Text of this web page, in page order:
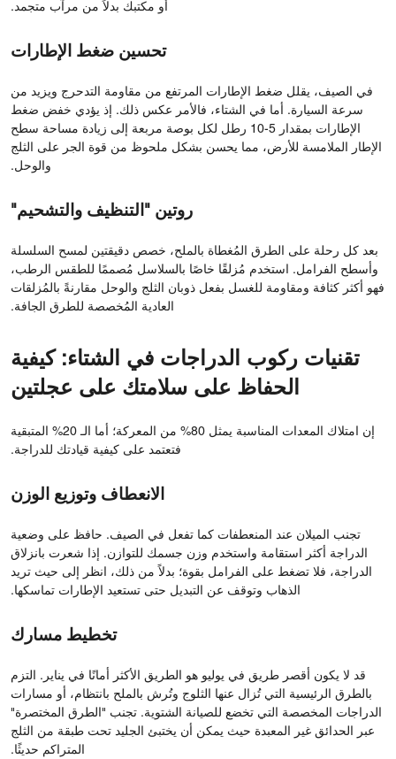
أو مكتبك بدلاً من مرآب متجمد.
تحسين ضغط الإطارات
في الصيف، يقلل ضغط الإطارات المرتفع من مقاومة التدحرج ويزيد من
سرعة السيارة. أما في الشتاء، فالأمر عكس ذلك. إذ يؤدي خفض ضغط
الإطارات بمقدار 5-10 رطل لكل بوصة مربعة إلى زيادة مساحة سطح
الإطار الملامسة للأرض، مما يحسن بشكل ملحوظ من قوة الجر على الثلج
والوحل.
روتين "التنظيف والتشحيم"
بعد كل رحلة على الطرق المُغطاة بالملح، خصص دقيقتين لمسح السلسلة
وأسطح الفرامل. استخدم مُزلقًا خاصًا بالسلاسل مُصممًا للطقس الرطب،
فهو أكثر كثافة ومقاومة للغسل بفعل ذوبان الثلج والوحل مقارنةً بالمُزلقات
العادية المُخصصة للطرق الجافة.
تقنيات ركوب الدراجات في الشتاء: كيفية
الحفاظ على سلامتك على عجلتين
إن امتلاك المعدات المناسبة يمثل 80% من المعركة؛ أما الـ 20% المتبقية
فتعتمد على كيفية قيادتك للدراجة.
الانعطاف وتوزيع الوزن
تجنب الميلان عند المنعطفات كما تفعل في الصيف. حافظ على وضعية
الدراجة أكثر استقامة واستخدم وزن جسمك للتوازن. إذا شعرت بانزلاق
الدراجة، فلا تضغط على الفرامل بقوة؛ بدلاً من ذلك، انظر إلى حيث تريد
الذهاب وتوقف عن التبديل حتى تستعيد الإطارات تماسكها.
تخطيط مسارك
قد لا يكون أقصر طريق في يوليو هو الطريق الأكثر أمانًا في يناير. التزم
بالطرق الرئيسية التي تُزال عنها الثلوج وتُرش بالملح بانتظام، أو مسارات
الدراجات المخصصة التي تخضع للصيانة الشتوية. تجنب "الطرق المختصرة"
عبر الحدائق غير المعبدة حيث يمكن أن يختبئ الجليد تحت طبقة من الثلج
المتراكم حديثًا.